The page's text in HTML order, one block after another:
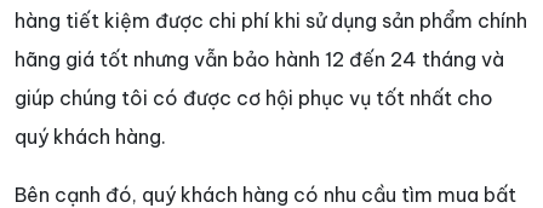
hàng tiết kiệm được chi phí khi sử dụng sản phẩm chính
hãng giá tốt nhưng vẫn bảo hành 12 đến 24 tháng và
giúp chúng tôi có được cơ hội phục vụ tốt nhất cho
quý khách hàng.
Bên cạnh đó, quý khách hàng có nhu cầu tìm mua bất